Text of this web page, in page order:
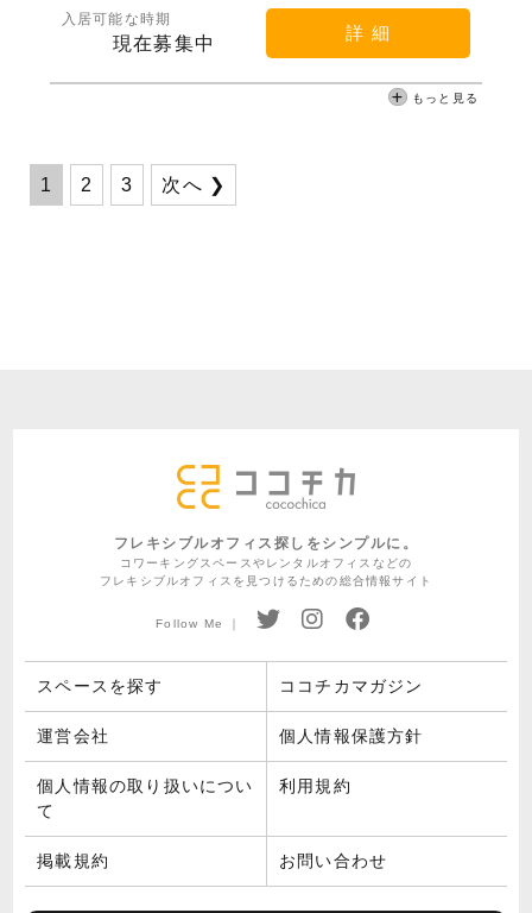
入居可能な時期
現在募集中
詳 細
もっと見る
1 2 3 次へ ❯
フレキシブルオフィス探しをシンプルに。
コワーキングスペースやレンタルオフィスなどの
フレキシブルオフィスを見つけるための総合情報サイト
Follow Me ｜
スペースを探す ココチカマガジン
運営会社 個人情報保護方針
個人情報の取り扱いについ
て
利用規約
掲載規約 お問い合わせ